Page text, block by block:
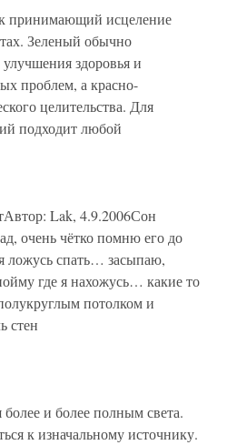
принимающий исцеление
Зеленый обычно
здоровья и
проблем, а красно-
целительства. Для
подходит любой
Lak, 4.9.2006Сон
очень чётко помню его до
ложусь спать… засыпаю,
где я нахожусь… какие то
потолком и
стен
и более полным света.
к изначальному источнику.